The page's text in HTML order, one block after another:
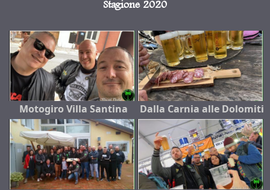
Stagione 2020
Motogiro Villa Santina Dalla Carnia alle Dolomiti